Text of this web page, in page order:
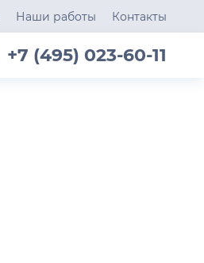
Наши работы Контакты
+7 (495) 023-60-11